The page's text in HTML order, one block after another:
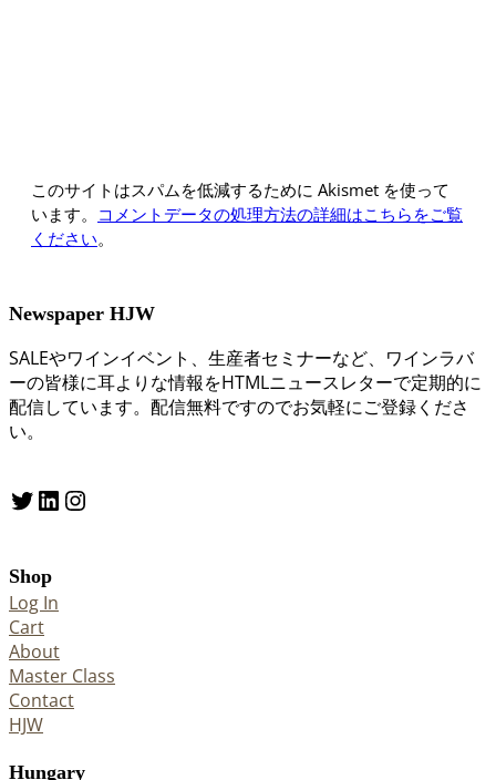
このサイトはスパムを低減するために Akismet を使って
います。 コメントデータの処理方法の詳細はこちらをご覧
ください。
Newspaper HJW
SALEやワインイベント、生産者セミナーなど、ワインラバ
ーの皆様に耳よりな情報をHTMLニュースレターで定期的に
配信しています。配信無料ですのでお気軽にご登録くださ
い。
Twitter LinkedIn Instagram
Shop
Log In
Cart
About
Master Class
Contact
HJW
Hungary